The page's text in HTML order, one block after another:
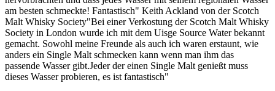
am besten schmeckte! Fantastisch" Keith Ackland von der Scotch
Malt Whisky Society"Bei einer Verkostung der Scotch Malt Whisky
Society in London wurde ich mit dem Uisge Source Water bekannt
gemacht. Sowohl meine Freunde als auch ich waren erstaunt, wie
anders ein Single Malt schmecken kann wenn man ihm das
passende Wasser gibt.Jeder der einen Single Malt genießt muss
dieses Wasser probieren, es ist fantastisch"